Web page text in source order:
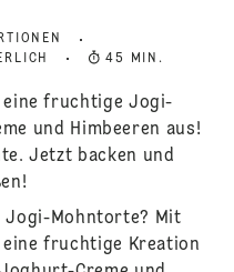
45 MIN.
eine fruchtige Jogi-
und Himbeeren aus!
Jetzt backen und
Jogi-Mohntorte? Mit
eine fruchtige Kreation